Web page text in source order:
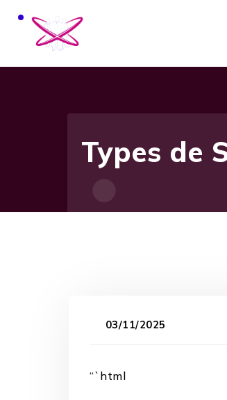
Types de
03/11/2025
“`html